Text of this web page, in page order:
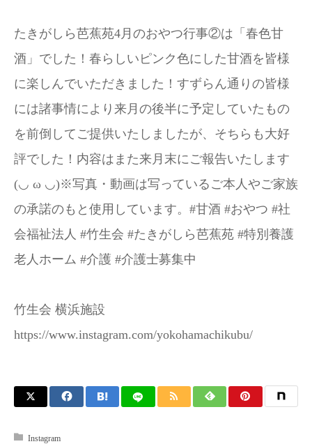
たきがしら芭蕉苑4月のおやつ行事②は「春色甘
酒」でした！春らしいピンク色にした甘酒を皆様
に楽しんでいただきました！すずらん通りの皆様
には諸事情により来月の後半に予定していたもの
を前倒してご提供いたしましたが、そちらも大好
評でした！内容はまた来月末にご報告いたします
(⁠◡⁠ ⁠ω⁠ ⁠◡⁠)※写真・動画は写っているご本人やご家族
の承諾のもと使用しています。#甘酒 #おやつ #社
会福祉法人 #竹生会 #たきがしら芭蕉苑 #特別養護
老人ホーム #介護 #介護士募集中
竹生会 横浜施設
https://www.instagram.com/yokohamachikubu/
Instagram